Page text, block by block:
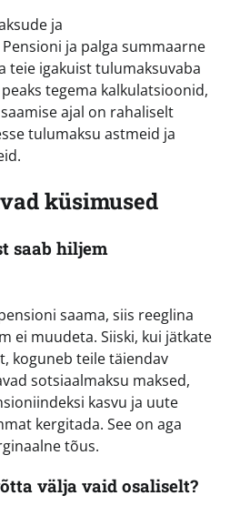
ja
ja palga summaarne
teie igakuist tulumaksuvaba
tegema kalkulatsioonid,
ajal on rahaliselt
tulumaksu astmeid ja
küsimused
saab hiljem
saama, siis reeglina
ei muudeta. Siiski, kui jätkate
koguneb teile täiendav
sotsiaalmaksu maksed,
kasvu ja uute
kergitada. See on aga
tõus.
välja vaid osaliselt?